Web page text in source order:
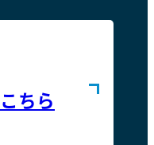
ちら